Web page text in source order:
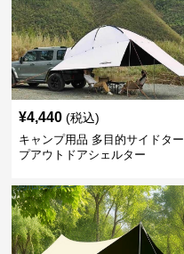
¥4,440 (税込)
キャンプ用品 多目的サイドター
プアウトドアシェルター